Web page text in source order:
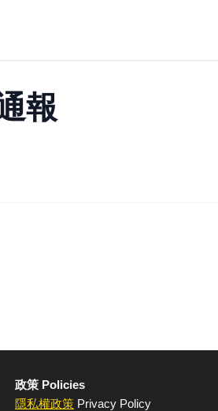
報
政策 Policies
隱私權政策 Privacy Policy